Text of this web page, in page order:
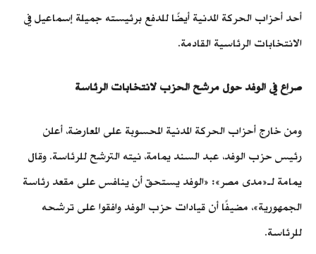
أحد أحزاب الحركة المدنية أيضًا للدفع برئيسته جميلة إسماعيل في
الانتخابات الرئاسية القادمة.
صراع في الوفد حول مرشح الحزب لانتخابات الرئاسة
ومن خارج أحزاب الحركة المدنية المحسوبة على المعارضة، أعلن
رئيس حزب الوفد، عبد السند يمامة، نيته الترشح للرئاسة. وقال
يمامة لـ«مدى مصر»: «الوفد يستحق أن ينافس على مقعد رئاسة
الجمهورية»، مضيفًا أن قيادات حزب الوفد وافقوا على ترشحه
للرئاسة.